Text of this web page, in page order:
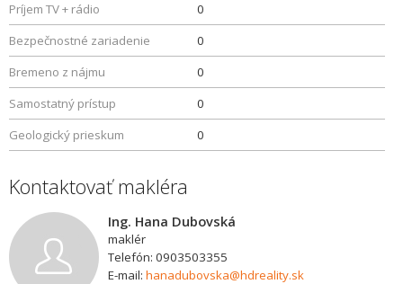
Príjem TV + rádio
0
Bezpečnostné zariadenie
0
Bremeno z nájmu
0
Samostatný prístup
0
Geologický prieskum
0
Kontaktovať makléra
Ing. Hana Dubovská
maklér
Telefón: 0903503355
E-mail: hanadubovska@hdreality.sk